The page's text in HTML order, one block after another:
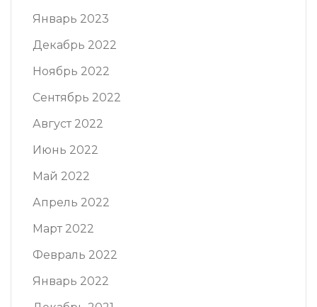
Январь 2023
Декабрь 2022
Ноябрь 2022
Сентябрь 2022
Август 2022
Июнь 2022
Май 2022
Апрель 2022
Март 2022
Февраль 2022
Январь 2022